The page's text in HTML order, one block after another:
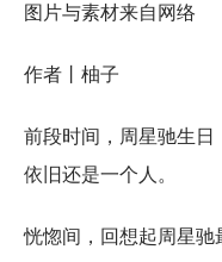
图片与素材来自网络
作者丨柚子
前段时间，周星驰生
依旧还是一个人。
恍惚间，回想起周星